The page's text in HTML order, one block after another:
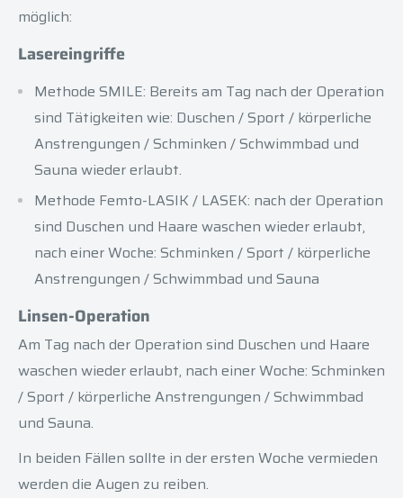
möglich:
Lasereingriffe
Methode SMILE: Bereits am Tag nach der Operation
sind Tätigkeiten wie: Duschen / Sport / körperliche
Anstrengungen / Schminken / Schwimmbad und
Sauna wieder erlaubt.
Methode Femto-LASIK / LASEK: nach der Operation
sind Duschen und Haare waschen wieder erlaubt,
nach einer Woche: Schminken / Sport / körperliche
Anstrengungen / Schwimmbad und Sauna
Linsen-Operation
Am Tag nach der Operation sind Duschen und Haare
waschen wieder erlaubt, nach einer Woche: Schminken
/ Sport / körperliche Anstrengungen / Schwimmbad
und Sauna.
In beiden Fällen sollte in der ersten Woche vermieden
werden die Augen zu reiben.